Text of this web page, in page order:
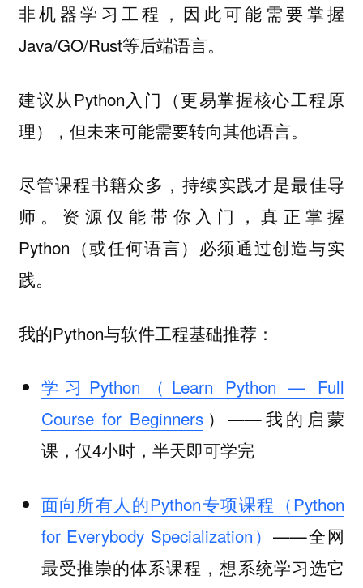
非机器学习工程，因此可能需要掌握
Java/GO/Rust等后端语言。
建议从Python入门（更易掌握核心工程原
理），但未来可能需要转向其他语言。
尽管课程书籍众多，持续实践才是最佳导
师。资源仅能带你入门，真正掌握
Python（或任何语言）必须通过创造与实
践。
我的Python与软件工程基础推荐：
学习Python（Learn Python — Full
Course for Beginners ）——我的启蒙
课，仅4小时，半天即可学完
面向所有人的Python专项课程（Python
for Everybody Specialization）——全网
最受推崇的体系课程，想系统学习选它